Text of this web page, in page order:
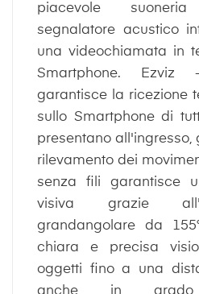
piacevole
segnalatore acustico
una videochiamata in
Smartphone. Ezviz
garantisce la ricezione
sullo Smartphone di
presentano all'ingresso,
rilevamento dei
senza fili garantisce
visiva grazie
grandangolare da
chiara e precisa
oggetti fino a una
anche in